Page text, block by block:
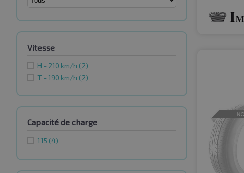
Vitesse
H - 210 km/h (2)
T - 190 km/h (2)
Capacité de charge
115 (4)